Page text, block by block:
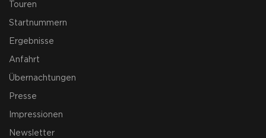
Touren
Startnummern
Ergebnisse
Anfahrt
Übernachtungen
Presse
Impressionen
Newsletter